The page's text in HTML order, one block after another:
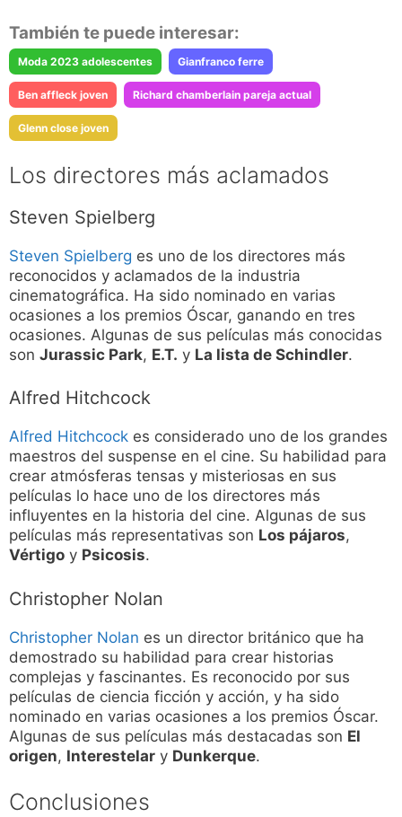
También te puede interesar:
Moda 2023 adolescentes Gianfranco ferre
Ben affleck joven Richard chamberlain pareja actual
Glenn close joven
Los directores más aclamados
Steven Spielberg
Steven Spielberg es uno de los directores más
reconocidos y aclamados de la industria
cinematográfica. Ha sido nominado en varias
ocasiones a los premios Óscar, ganando en tres
ocasiones. Algunas de sus películas más conocidas
son Jurassic Park, E.T. y La lista de Schindler.
Alfred Hitchcock
Alfred Hitchcock es considerado uno de los grandes
maestros del suspense en el cine. Su habilidad para
crear atmósferas tensas y misteriosas en sus
películas lo hace uno de los directores más
influyentes en la historia del cine. Algunas de sus
películas más representativas son Los pájaros,
Vértigo y Psicosis.
Christopher Nolan
Christopher Nolan es un director británico que ha
demostrado su habilidad para crear historias
complejas y fascinantes. Es reconocido por sus
películas de ciencia ficción y acción, y ha sido
nominado en varias ocasiones a los premios Óscar.
Algunas de sus películas más destacadas son El
origen, Interestelar y Dunkerque.
Conclusiones